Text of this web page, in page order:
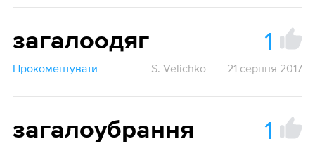
загалоодяг 1
Прокоментувати S. Velichko 21 серпня 2017
загалоубрання 1